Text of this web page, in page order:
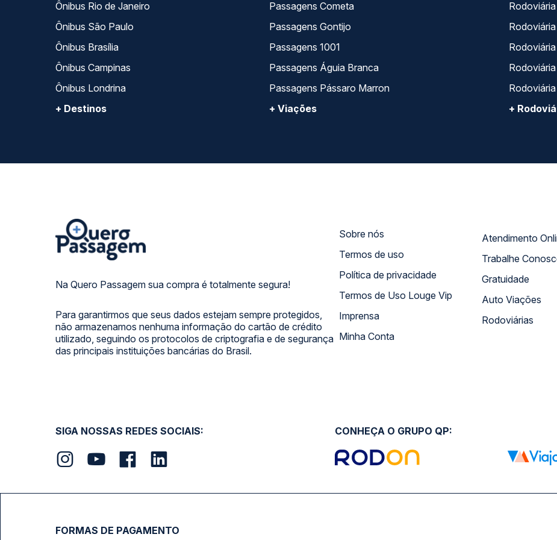
Ônibus Rio de Janeiro
Ônibus São Paulo
Ônibus Brasília
Ônibus Campinas
Ônibus Londrina
+ Destinos
Passagens Cometa
Passagens Gontijo
Passagens 1001
Passagens Águia Branca
Passagens Pássaro Marron
+ Viações
+
Na Quero Passagem sua compra é totalmente segura!
Para garantirmos que seus dados estejam sempre protegidos,
não armazenamos nenhuma informação do cartão de crédito
utilizado, seguindo os protocolos de criptografia e de segurança
das principais instituições bancárias do Brasil.
Sobre nós
Termos de uso
Política de privacidade
Termos de Uso Louge Vip
Imprensa
Minha Conta
Trabalhe
Gratuidade
Auto Viações
Rodoviárias
SIGA NOSSAS REDES SOCIAIS: CONHEÇA O GRUPO QP:
FORMAS DE PAGAMENTO